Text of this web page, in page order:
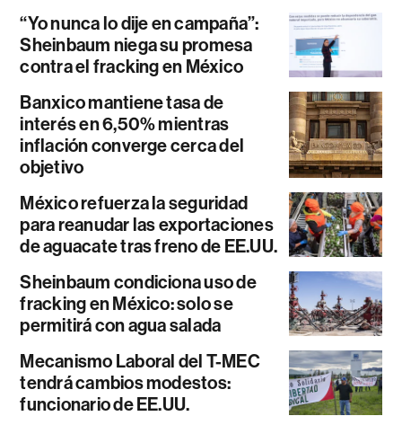
“Yo nunca lo dije en campaña”:
Sheinbaum niega su promesa
contra el fracking en México
Banxico mantiene tasa de
interés en 6,50% mientras
inflación converge cerca del
objetivo
México refuerza la seguridad
para reanudar las exportaciones
de aguacate tras freno de EE.UU.
Sheinbaum condiciona uso de
fracking en México: solo se
permitirá con agua salada
Mecanismo Laboral del T-MEC
tendrá cambios modestos:
funcionario de EE.UU.